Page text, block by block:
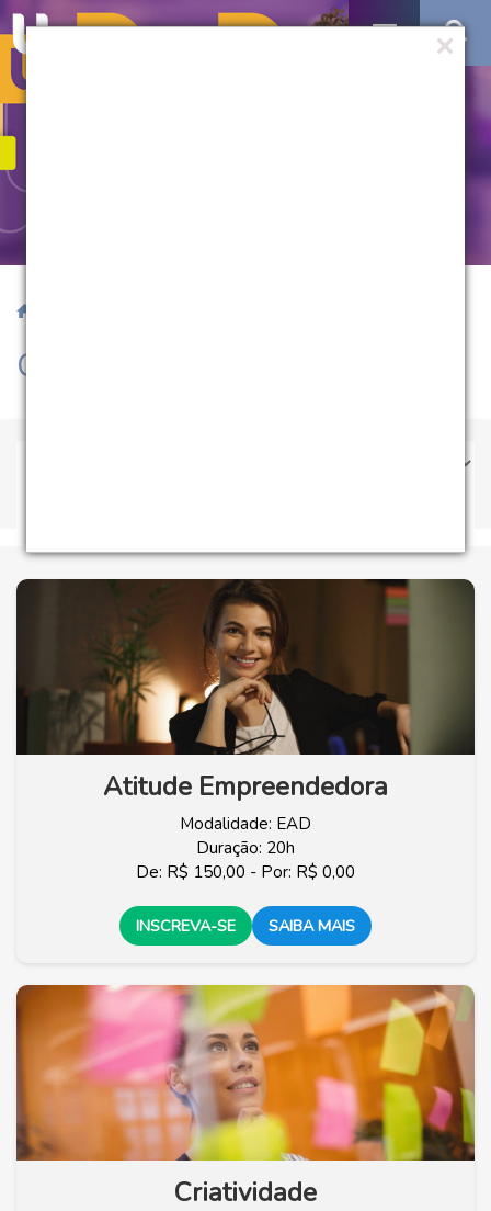
Cursos Rápidos
Atitude Empreendedora
Modalidade: EAD
Duração: 20h
De: R$ 150,00 - Por: R$ 0,00
INSCREVA-SE SAIBA MAIS
Criatividade